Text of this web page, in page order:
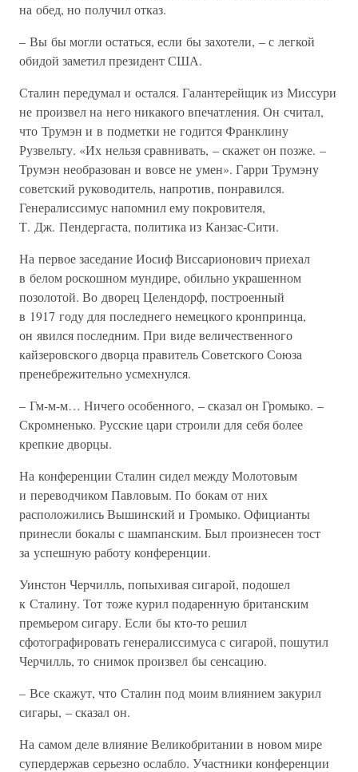
на обед, но получил отказ.
– Вы бы могли остаться, если бы захотели, – с легкой
обидой заметил президент США.
Сталин передумал и остался. Галантерейщик из Миссури
не произвел на него никакого впечатления. Он считал,
что Трумэн и в подметки не годится Франклину
Рузвельту. «Их нельзя сравнивать, – скажет он позже. –
Трумэн необразован и вовсе не умен». Гарри Трумэну
советский руководитель, напротив, понравился.
Генералиссимус напомнил ему покровителя,
Т. Дж. Пендергаста, политика из Канзас-Сити.
На первое заседание Иосиф Виссарионович приехал
в белом роскошном мундире, обильно украшенном
позолотой. Во дворец Целендорф, построенный
в 1917 году для последнего немецкого кронпринца,
он явился последним. При виде величественного
кайзеровского дворца правитель Советского Союза
пренебрежительно усмехнулся.
– Гм-м-м… Ничего особенного, – сказал он Громыко. –
Скромненько. Русские цари строили для себя более
крепкие дворцы.
На конференции Сталин сидел между Молотовым
и переводчиком Павловым. По бокам от них
расположились Вышинский и Громыко. Официанты
принесли бокалы с шампанским. Был произнесен тост
за успешную работу конференции.
Уинстон Черчилль, попыхивая сигарой, подошел
к Сталину. Тот тоже курил подаренную британским
премьером сигару. Если бы кто-то решил
сфотографировать генералиссимуса с сигарой, пошутил
Черчилль, то снимок произвел бы сенсацию.
– Все скажут, что Сталин под моим влиянием закурил
сигары, – сказал он.
На самом деле влияние Великобритании в новом мире
супердержав серьезно ослабло. Участники конференции